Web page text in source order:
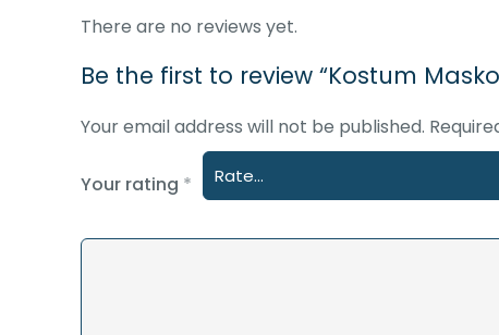
There are no reviews yet.
Be the first to review “Kostum
Your email address will not be published.
Your rating *